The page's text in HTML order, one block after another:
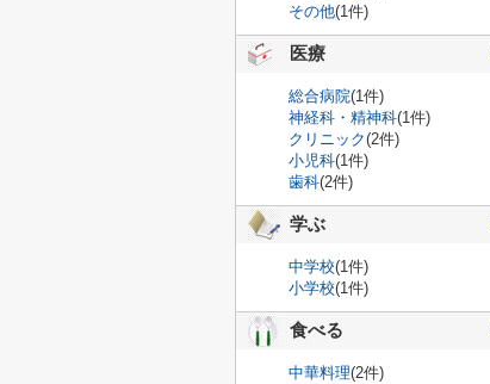
その他(1件)
医療
総合病院(1件)
神経科・精神科(1件)
クリニック(2件)
小児科(1件)
歯科(2件)
学ぶ
中学校(1件)
小学校(1件)
食べる
中華料理(2件)